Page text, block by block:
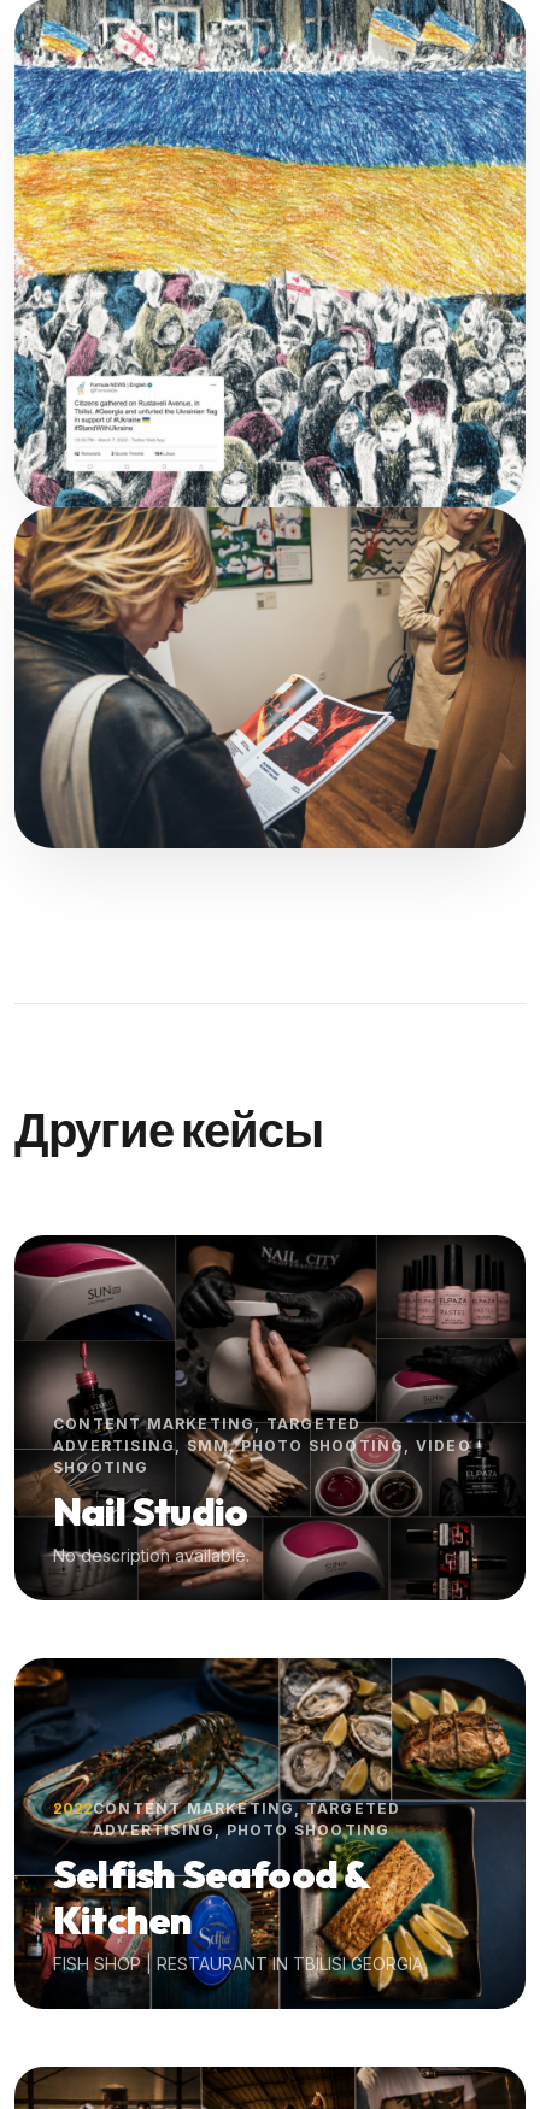
Другие кейсы
CONTENT MARKETING, TARGETED
ADVERTISING, SMM, PHOTO SHOOTING, VIDEO
SHOOTING
Nail Studio
No description available.
2022CONTENT MARKETING, TARGETED
ADVERTISING, PHOTO SHOOTING
Selfish Seafood &
Kitchen
FISH SHOP | RESTAURANT IN TBILISI GEORGIA